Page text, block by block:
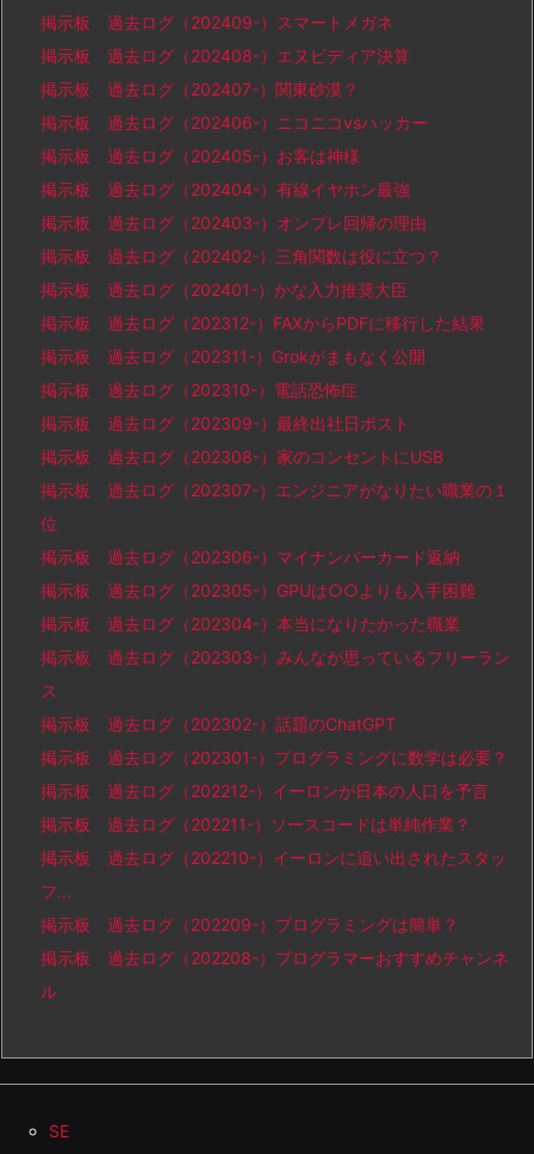
掲示板 過去ログ（202409-）スマートメガネ
掲示板 過去ログ（202408-）エヌビディア決算
掲示板 過去ログ（202407-）関東砂漠？
掲示板 過去ログ（202406-）ニコニコvsハッカー
掲示板 過去ログ（202405-）お客は神様
掲示板 過去ログ（202404-）有線イヤホン最強
掲示板 過去ログ（202403-）オンプレ回帰の理由
掲示板 過去ログ（202402-）三角関数は役に立つ？
掲示板 過去ログ（202401-）かな入力推奨大臣
掲示板 過去ログ（202312-）FAXからPDFに移行した結果
掲示板 過去ログ（202311-）Grokがまもなく公開
掲示板 過去ログ（202310-）電話恐怖症
掲示板 過去ログ（202309-）最終出社日ポスト
掲示板 過去ログ（202308-）家のコンセントにUSB
掲示板 過去ログ（202307-）エンジニアがなりたい職業の１
位
掲示板 過去ログ（202306-）マイナンバーカード返納
掲示板 過去ログ（202305-）GPUは○○よりも入手困難
掲示板 過去ログ（202304-）本当になりたかった職業
掲示板 過去ログ（202303-）みんなが思っているフリーラン
ス
掲示板 過去ログ（202302-）話題のChatGPT
掲示板 過去ログ（202301-）プログラミングに数学は必要？
掲示板 過去ログ（202212-）イーロンが日本の人口を予言
掲示板 過去ログ（202211-）ソースコードは単純作業？
掲示板 過去ログ（202210-）イーロンに追い出されたスタッ
フ…
掲示板 過去ログ（202209-）プログラミングは簡単？
掲示板 過去ログ（202208-）プログラマーおすすめチャンネ
ル
SE